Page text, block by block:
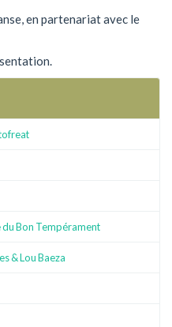
en partenariat avec le
du Bon Tempérament
& Lou Baeza